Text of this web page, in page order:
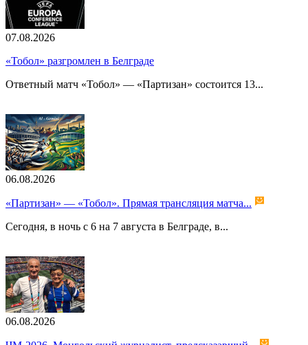
07.08.2026
«Тобол» разгромлен в Белграде
Ответный матч «Тобол» — «Партизан» состоится 13...
06.08.2026
«Партизан» — «Тобол». Прямая трансляция матча...
Сегодня, в ночь с 6 на 7 августа в Белграде, в...
06.08.2026